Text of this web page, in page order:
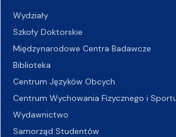
Wydziały
Szkoły Doktorskie
Międzynarodowe Centra Badawcze
Biblioteka
Centrum Języków Obcych
Centrum Wychowania Fizycznego i
Wydawnictwo
Samorząd Studentów